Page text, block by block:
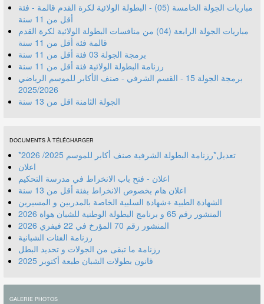
مباريات الجولة الخامسة (05) - البطولة الولائية لكرة القدم قالمة - فئة
أقل من 11 سنة
مباريات الجولة الرابعة (04) من منافسات البطولة الولائية لكرة القدم
قالمة فئة أقل من 11 سنة
برمجة الجولة 03 فئة أقل من 11 سنة
رزنامة البطولة الولائية فئة أقل من 11 سنة
برمجة الجولة 15 - القسم الشرفي - صنف الأكابر للموسم الرياضي
2025/2026
الجولة الثامنة اقل من 13 سنة
DOCUMENTS À TÉLÉCHARGER
*تعديل*رزنامة البطولة الشرفية صنف أكابر للموسم 2025/ 2026
اعلان
اعلان - فتح باب الانخراط في مدرسة التحكيم
اعلان هام بخصوص الانخراط بفئة أقل من 13 سنة
الشهادة الطبية +شهادة السلبية الخاصة بالمدربين و المسيرين
المنشور رقم 70 المؤرخ في 22 فيفري 2026
رزنامة الفئات الشبانية
رزنامة ما تبقى من الجولات و تحديد البطل
قانون بطولات الشبان طبعة أكتوبر 2025
GALERIE PHOTOS